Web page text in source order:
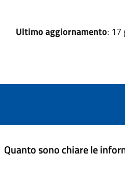
Ultimo aggiornamento: 17
Quanto sono chiare le